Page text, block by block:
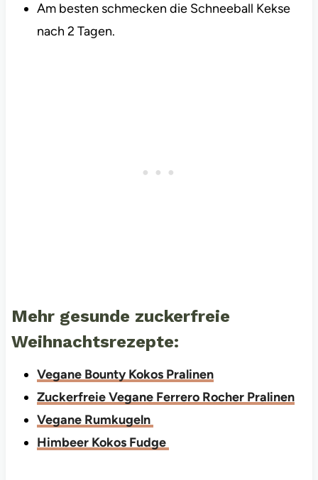
Am besten schmecken die Schneeball Kekse
nach 2 Tagen.
Mehr gesunde zuckerfreie
Weihnachtsrezepte:
Vegane Bounty Kokos Pralinen
Zuckerfreie Vegane Ferrero Rocher Pralinen
Vegane Rumkugeln
Himbeer Kokos Fudge